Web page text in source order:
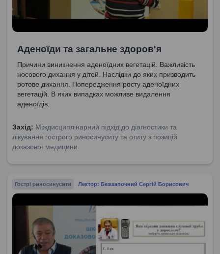
Аденоїди та загальне здоров'я
Причини виникнення аденоїдних вегетацій. Важливість
носового дихання у дітей. Наслідки до яких призводить
ротове дихання. Попередження росту аденоїдних
вегетацій. В яких випадках можливе видалення
аденоїдів.
Захід: Міждисциплінарний підхід до діагностики та
лікування гострого риносинуситу та отиту з позицій
доказової медицини
Гострі риносинусити Лектор: Безшапочний Сергій Борисович